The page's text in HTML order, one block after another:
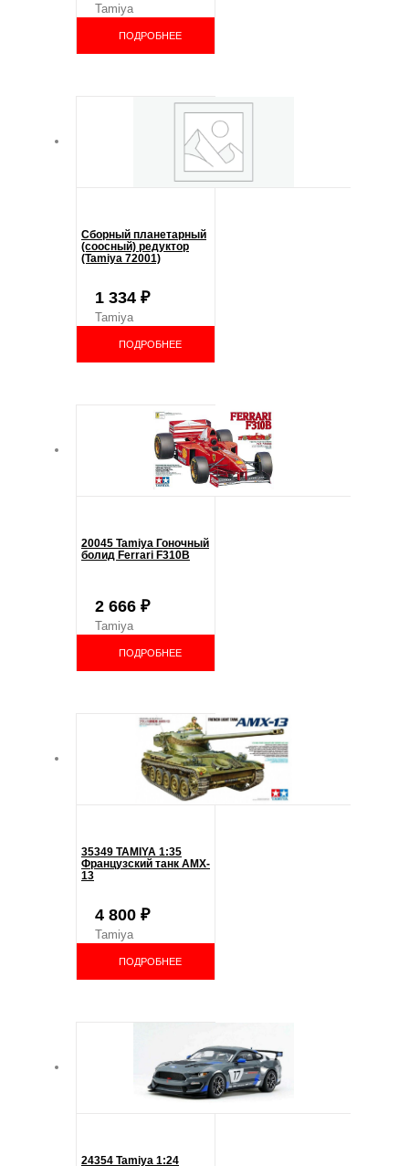
Tamiya
ПОДРОБНЕЕ
Сборный планетарный
(соосный) редуктор
(Tamiya 72001)
1 334 ₽
Tamiya
ПОДРОБНЕЕ
20045 Tamiya Гоночный
болид Ferrari F310B
2 666 ₽
Tamiya
ПОДРОБНЕЕ
35349 TAMIYA 1:35
Французский танк AMX-
13
4 800 ₽
Tamiya
ПОДРОБНЕЕ
24354 Tamiya 1:24